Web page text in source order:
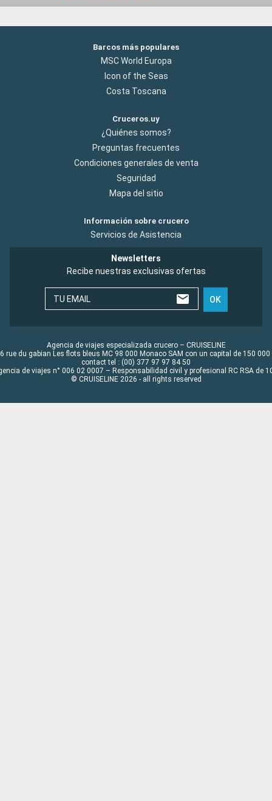
Barcos más populares
MSC World Europa
Icon of the Seas
Costa Toscana
Cruceros.uy
¿Quiénes somos?
Preguntas frecuentes
Condiciones generales de venta
Seguridad
Mapa del sitio
Información sobre crucero
Servicios de Asistencia
Newsletters
Recibe nuestras exclusivas ofertas
TU EMAIL OK
Agencia de viajes especializada crucero – CRUISELINE
rue du gabian Les flots bleus MC 98 000 Monaco SAM con un capital de 150 000
contact tel : (00) 377 97 97 84 50
de viajes n° 006 02 0007 – Responsabilidad civil y profesional RC RSA de
© CRUISELINE 2026 - all rights reserved